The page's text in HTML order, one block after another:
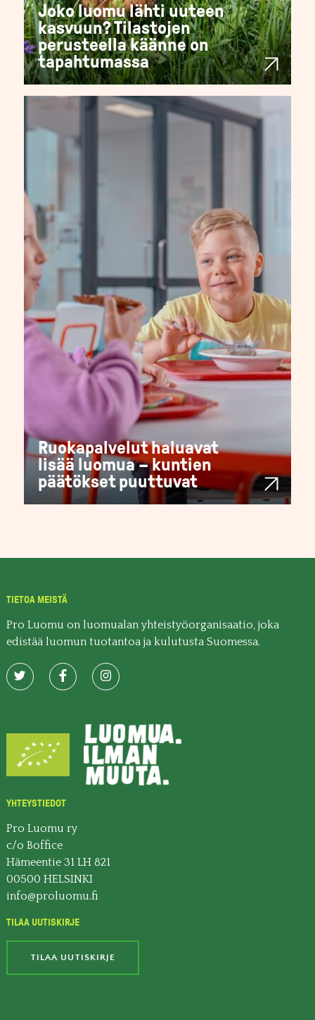
Joko luomu lähti uuteen
kasvuun? Tilastojen
perusteella käänne on
tapahtumassa
Ruokapalvelut haluavat
lisää luomua – kuntien
päätökset puuttuvat
TIETOA MEISTÄ
Pro Luomu on luomualan yhteistyöorganisaatio, joka
edistää luomun tuotantoa ja kulutusta Suomessa.
YHTEYSTIEDOT
Pro Luomu ry
c/o Boffice
Hämeentie 31 LH 821
00500 HELSINKI
info@proluomu.fi
TILAA UUTISKIRJE
TILAA UUTISKIRJE